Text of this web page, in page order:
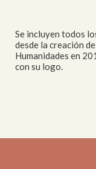
Se incluyen todos
desde la creación
Humanidades en
con su logo.